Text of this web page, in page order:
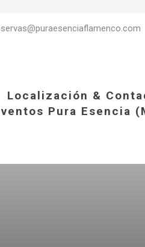
Localización &
Pura Esencia